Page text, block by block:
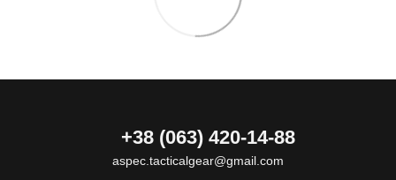
+38 (063) 420-14-88
aspec.tacticalgear@gmail.com